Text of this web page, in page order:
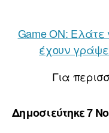
Game ON: Ελάτε
έχουν
Για
Δημοσιεύτηκε 7